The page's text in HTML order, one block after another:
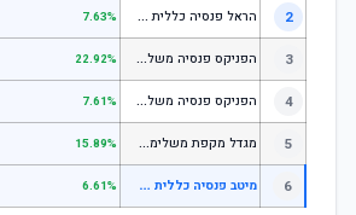
2 ה
ראל פנסיה כללית עוקב מדד s1;p 7.63%
3 ה
פניקס פנסיה משלימה - מניות 22.92%
4 ה
פניקס פנסיה משלימה עוקב מדד S1;P500 7.61%
5 מ
גדל מקפת משלימה לבני 50 ומטה 15.89%
6 מ
יטב פנסיה כללית אשראי ואג"ח 6.61%